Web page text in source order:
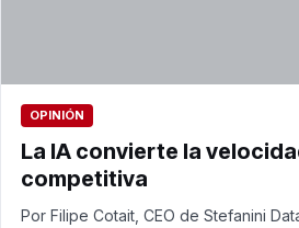
OPINIÓN
La IA convierte la
competitiva
Por Filipe Cotait, CEO de Stefanini